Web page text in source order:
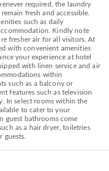
required, the laundry
fresh and accessible.
such as daily
Kindly note
fresher air for all visitors. At
with convenient amenities
your experience at hotel
with linen service and air
within
such as a balcony or
features such as television
In select rooms within the
to cater to your
guest bathrooms come
as a hair dryer, toiletries
guests.